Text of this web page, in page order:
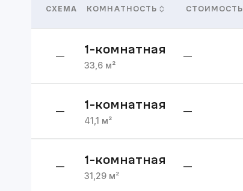
СХЕМА КОМНАТНОСТЬ СТОИМОСТЬ
— 1-комнатная
33,6 м²
—
— 1-комнатная
41,1 м²
—
— 1-комнатная
31,29 м²
—